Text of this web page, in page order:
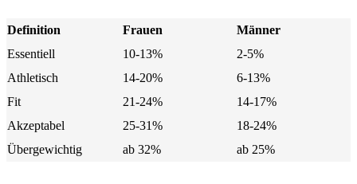
Definition Frauen
Männer
Essentiell
10-13%
2-5%
Athletisch
14-20%
6-13%
Fit
21-24%
14-17%
Akzeptabel
25-31%
18-24%
Übergewichtig
ab 32% ab 25%